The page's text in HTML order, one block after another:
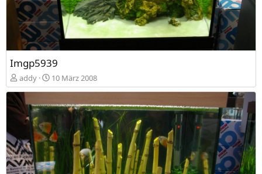
Imgp5939
addy 10 März 2008